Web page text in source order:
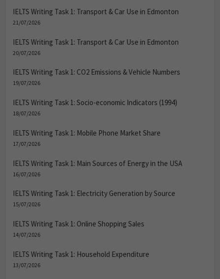
IELTS Writing Task 1: Transport & Car Use in Edmonton
21/07/2026
IELTS Writing Task 1: Transport & Car Use in Edmonton
20/07/2026
IELTS Writing Task 1: CO2 Emissions & Vehicle Numbers
19/07/2026
IELTS Writing Task 1: Socio-economic Indicators (1994)
18/07/2026
IELTS Writing Task 1: Mobile Phone Market Share
17/07/2026
IELTS Writing Task 1: Main Sources of Energy in the USA
16/07/2026
IELTS Writing Task 1: Electricity Generation by Source
15/07/2026
IELTS Writing Task 1: Online Shopping Sales
14/07/2026
IELTS Writing Task 1: Household Expenditure
13/07/2026